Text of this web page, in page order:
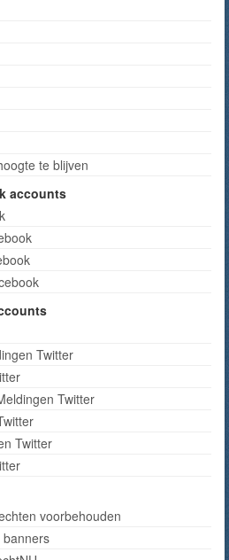
te blijven
accounts
Twitter
Twitter
Twitter
voorbehouden
banners